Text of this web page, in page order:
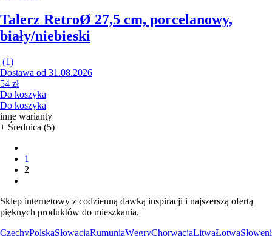
Talerz RetroØ 27,5 cm, porcelanowy,
biały/niebieski
(1)
Dostawa od 31.08.2026
54 zł
Do koszyka
Do koszyka
inne warianty
+ Średnica (5)
1
2
Sklep internetowy z codzienną dawką inspiracji i najszerszą ofertą
pięknych produktów do mieszkania.
CzechyPolskaSłowacjaRumuniaWęgryChorwacjaLitwaŁotwa